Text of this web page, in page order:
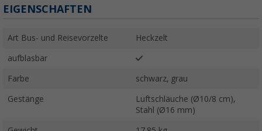
EIGENSCHAFTEN
Art Bus- und Reisevorzelte Heckzelt
aufblasbar
Farbe schwarz, grau
Gestänge
Luftschläuche (Ø10/8 cm),
Stahl (Ø16 mm)